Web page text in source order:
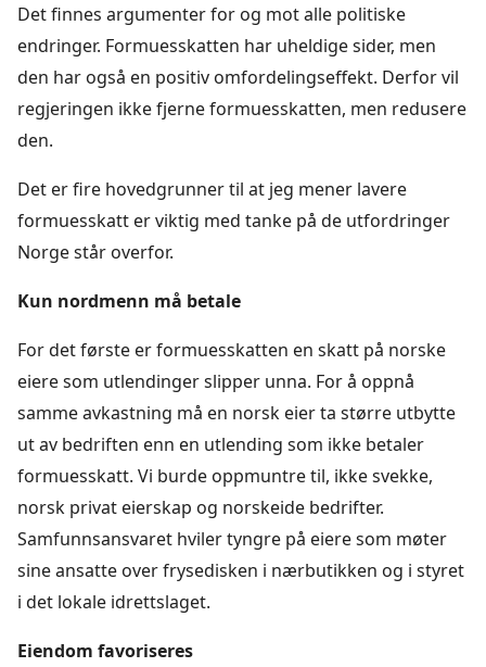
Det finnes argumenter for og mot alle politiske
endringer. Formuesskatten har uheldige sider, men
den har også en positiv omfordelingseffekt. Derfor vil
regjeringen ikke fjerne formuesskatten, men redusere
den.
Det er fire hovedgrunner til at jeg mener lavere
formuesskatt er viktig med tanke på de utfordringer
Norge står overfor.
Kun nordmenn må betale
For det første er formuesskatten en skatt på norske
eiere som utlendinger slipper unna. For å oppnå
samme avkastning må en norsk eier ta større utbytte
ut av bedriften enn en utlending som ikke betaler
formuesskatt. Vi burde oppmuntre til, ikke svekke,
norsk privat eierskap og norskeide bedrifter.
Samfunnsansvaret hviler tyngre på eiere som møter
sine ansatte over frysedisken i nærbutikken og i styret
i det lokale idrettslaget.
Eiendom favoriseres